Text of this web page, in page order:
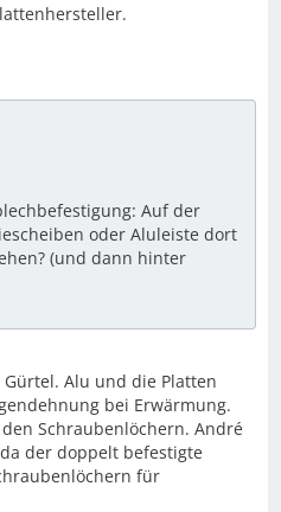
Auf der
oder Aluleiste dort
(und dann hinter
Alu und die Platten
bei Erwärmung.
Schraubenlöchern. André
der doppelt befestigte
für